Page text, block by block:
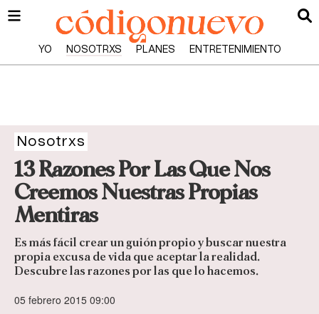
YO NOSOTRXS PLANES ENTRETENIMIENTO
Nosotrxs
13 Razones Por Las Que Nos
Creemos Nuestras Propias
Mentiras
Es más fácil crear un guión propio y buscar nuestra
propia excusa de vida que aceptar la realidad.
Descubre las razones por las que lo hacemos.
05 febrero 2015 09:00